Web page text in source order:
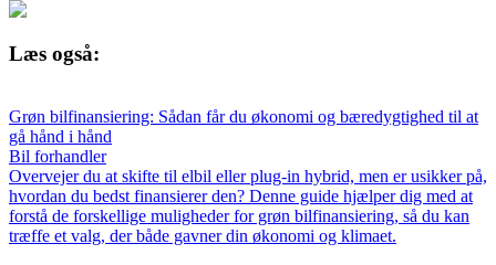
Læs også:
Grøn bilfinansiering: Sådan får du økonomi og bæredygtighed til at
gå hånd i hånd
Bil forhandler
Overvejer du at skifte til elbil eller plug-in hybrid, men er usikker på,
hvordan du bedst finansierer den? Denne guide hjælper dig med at
forstå de forskellige muligheder for grøn bilfinansiering, så du kan
træffe et valg, der både gavner din økonomi og klimaet.